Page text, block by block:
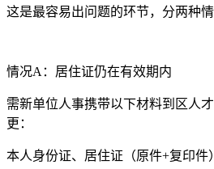
这是最容易出问题的环节，分两种情
情况A：居住证仍在有效期内
需新单位人事携带以下材料到区人
更：
本人身份证、居住证（原件+复印件）